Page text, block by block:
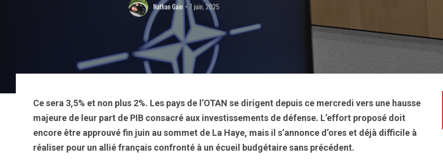
Nathan Gain 7 juin, 2025
Ce sera 3,5% et non plus 2%. Les pays de l’OTAN se dirigent depuis ce mercredi vers une hausse
majeure de leur part de PIB consacré aux investissements de défense. L’effort proposé doit
encore être approuvé fin juin au sommet de La Haye, mais il s’annonce d’ores et déjà difficile à
réaliser pour un allié français confronté à un écueil budgétaire sans précédent.